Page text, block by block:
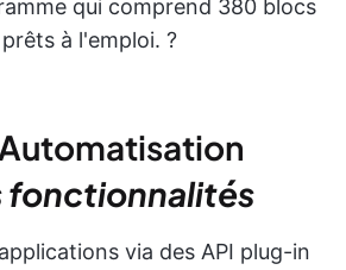
qui comprend 380 blocs
à l'emploi. ?
Automatisation
fonctionnalités
via des API plug-in